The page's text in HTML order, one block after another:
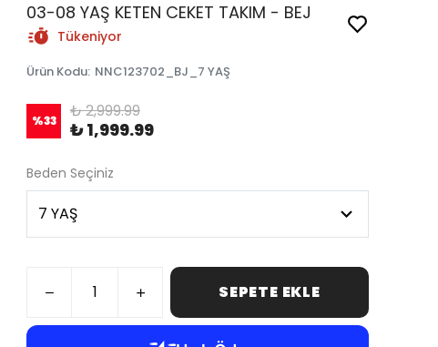
03-08 YAŞ KETEN CEKET TAKIM - BEJ
Tükeniyor
Ürün Kodu: NNC123702_BJ_7 YAŞ
%33 ₺ 2,999.99
₺ 1,999.99
Beden Seçiniz
SEPETE EKLE